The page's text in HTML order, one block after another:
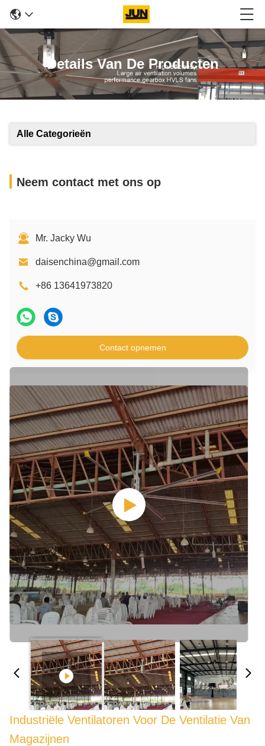
Details Van De Producten
Alle Categorieën
Neem contact met ons op
Mr. Jacky Wu
daisenchina@gmail.com
+86 13641973820
Contact opnemen
Industriële Ventilatoren Voor De Ventilatie Van
Magazijnen